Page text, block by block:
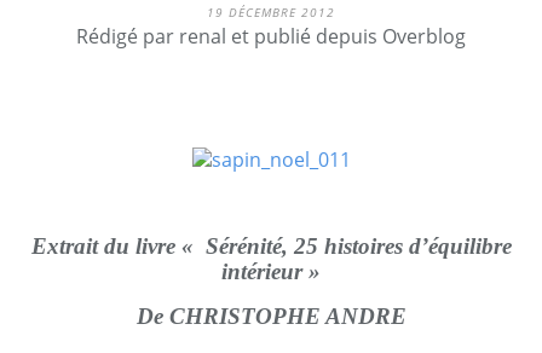
19 DÉCEMBRE 2012
Rédigé par renal et publié depuis Overblog
Extrait du livre « Sérénité, 25 histoires d’équilibre
intérieur »
De CHRISTOPHE ANDRE